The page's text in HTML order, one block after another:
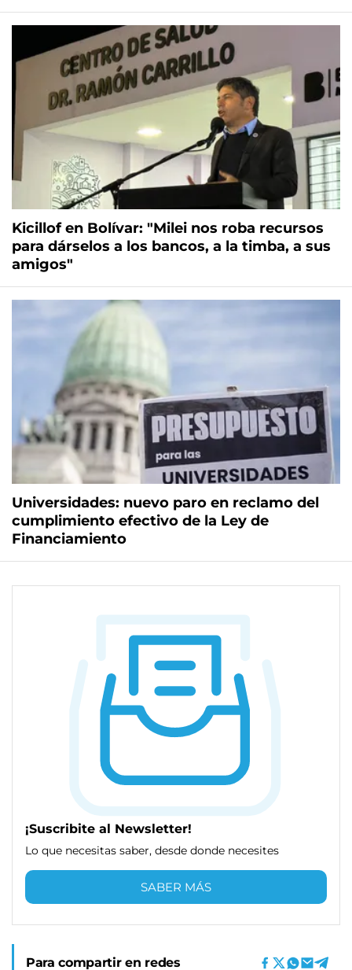
Kicillof en Bolívar: "Milei nos roba recursos
para dárselos a los bancos, a la timba, a sus
amigos"
Universidades: nuevo paro en reclamo del
cumplimiento efectivo de la Ley de
Financiamiento
¡Suscribite al Newsletter!
Lo que necesitas saber, desde donde necesites
SABER MÁS
Para compartir en redes